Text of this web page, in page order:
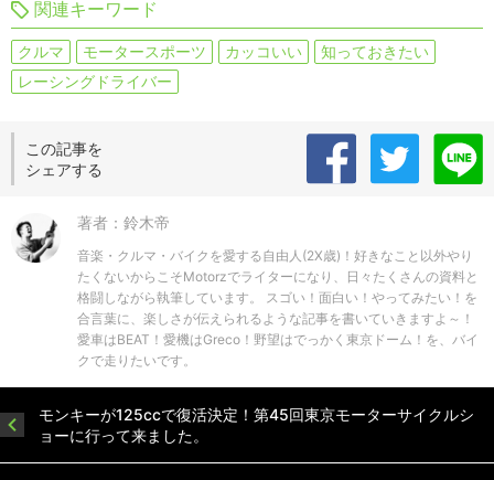
関連キーワード
クルマ モータースポーツ カッコいい
知っておきたい
レーシングドライバー
この記事を
シェアする
著者：鈴木帝
音楽・クルマ・バイクを愛する自由人(2X歳)！好きなこと以外やり
たくないからこそMotorzでライターになり、日々たくさんの資料と
格闘しながら執筆しています。 スゴい！面白い！やってみたい！を
合言葉に、楽しさが伝えられるような記事を書いていきますよ～！
愛車はBEAT！愛機はGreco！野望はでっかく東京ドーム！を、バイ
クで走りたいです。
モンキーが125ccで復活決定！第45回東京モーターサイクルシ
ョーに行って来ました。